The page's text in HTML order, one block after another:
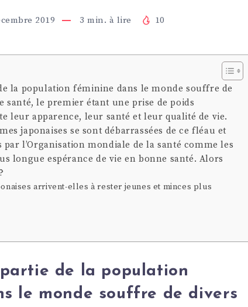
2019 3 min. à lire 10
la population féminine dans le monde souffre de
santé, le premier étant une prise de poids
leur apparence, leur santé et leur qualité de vie.
japonaises se sont débarrassées de ce fléau et
l’Organisation mondiale de la santé comme les
longue espérance de vie en bonne santé. Alors
arrivent-elles à rester jeunes et minces plus
de la population
le monde souffre de divers